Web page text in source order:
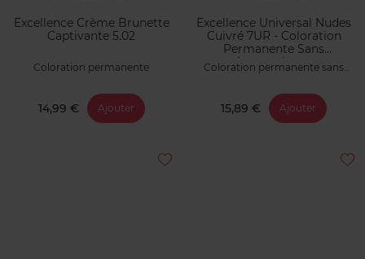
Excellence Crème Brunette
Captivante 5.02
Coloration permanente
14,99 € Ajouter
Excellence Universal Nudes
Cuivré 7UR - Coloration
Permanente Sans
Ammoniaque
Coloration permanente sans
15,89 € Ajouter